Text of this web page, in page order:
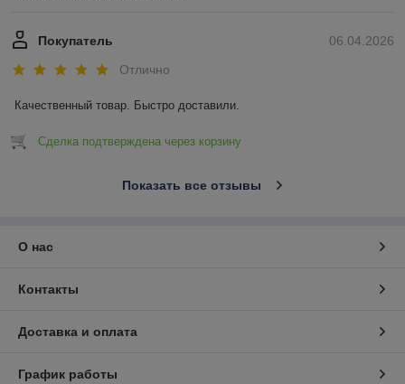
06.04.2026
Покупатель
Отлично
Качественный товар. Быстро доставили.
Сделка подтверждена через корзину
Показать все отзывы
О нас
Контакты
Доставка и оплата
График работы